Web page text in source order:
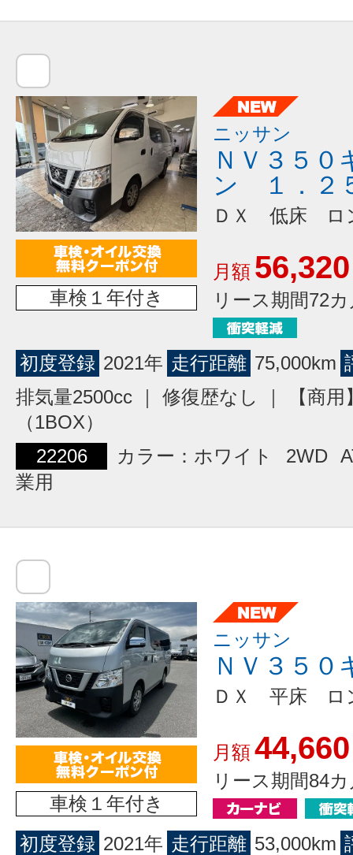
車検１年付き
ニッサン
ＮＶ３５０
ン １．２
ＤＸ 低床 ロ
月額 56,320
リース期間72
初度登録 2021年 走行距離 75,000km
排気量2500cc ｜ 修復歴なし ｜ 【商用
（1BOX）
22206
カラー：ホワイト 2WD
業用
車検１年付き
ニッサン
ＮＶ３５０
ＤＸ 平床 ロ
月額44,660
リース期間84
初度登録 2021年 走行距離 53,000km